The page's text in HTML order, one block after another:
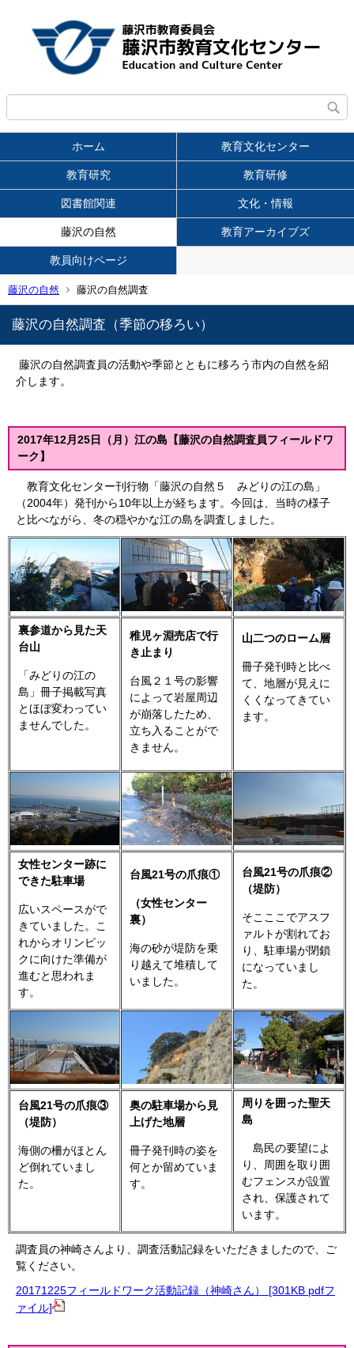
ホーム 教育文化センター
教育研究 教育研修
図書館関連 文化・情報
藤沢の自然 教育アーカイブズ
教員向けページ
藤沢の自然 藤沢の自然調査
藤沢の自然調査（季節の移ろい）
藤沢の自然調査員の活動や季節とともに移ろう市内の自然を紹
介します。
2017年12月25日（月）江の島【藤沢の自然調査員フィールドワ
ーク】
教育文化センター刊行物「藤沢の自然５ みどりの江の島」
（2004年）発刊から10年以上が経ちます。今回は、当時の様子
と比べながら、冬の穏やかな江の島を調査しました。
裏参道から見た天
台山
「みどりの江の
島」冊子掲載写真
とほぼ変わってい
ませんでした。
稚児ヶ淵売店で行
き止まり
台風２１号の影響
によって岩屋周辺
が崩落したため、
立ち入ることがで
きません。
山二つのローム層
冊子発刊時と比べ
て、地層が見えに
くくなってきてい
ます。
女性センター跡に
できた駐車場
広いスペースがで
きていました。こ
れからオリンピッ
クに向けた準備が
進むと思われま
す。
台風21号の爪痕①
（女性センター
裏）
海の砂が堤防を乗
り越えて堆積して
いました。
台風21号の爪痕②
（堤防）
そこここでアスフ
ァルトが割れてお
り、駐車場が閉鎖
になっていまし
た。
台風21号の爪痕③
（堤防）
海側の柵がほとん
ど倒れていまし
た。
奥の駐車場から見
上げた地層
冊子発刊時の姿を
何とか留めていま
す。
周りを囲った聖天
島
島民の要望によ
り、周囲を取り囲
むフェンスが設置
され、保護されて
います。
調査員の神崎さんより、調査活動記録をいただきましたので、ご
覧ください。
20171225フィールドワーク活動記録（神崎さん） [301KB pdfフ
ァイル]